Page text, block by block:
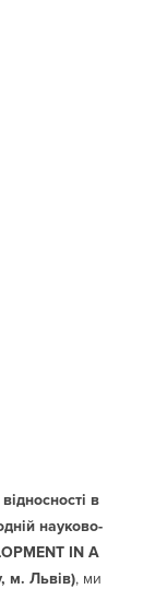
в
науково-
IN A
м. Львів), ми